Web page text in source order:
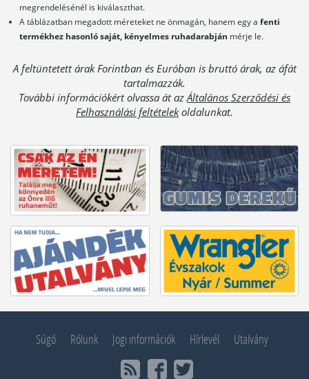
megrendelésénél is kiválaszthat.
A táblázatban megadott méreteket ne önmagán, hanem egy afenti
termékhez hasonló saját, kényelmes ruhadarabján mérje le.
A feltüntetett árak Forintban és Euróban is bruttó árak, az áfát
tartalmazzák.
További információkért olvassa át az Általános Szerződési és
Felhasználási feltételekoldalunkat.
Súgó Rólunk Jogi információk Hírlevél Utalvány